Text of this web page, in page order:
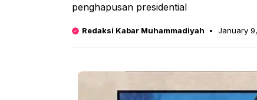
penghapusan presidential
Redaksi Kabar Muhammadiyah January